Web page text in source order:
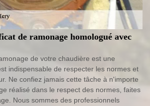
de ramonage homologué avec
de votre chaudière est une
indispensable de respecter les normes et
Ne confiez jamais cette tâche à n'importe
réalisé dans le respect des normes, faites
Nous sommes des professionnels